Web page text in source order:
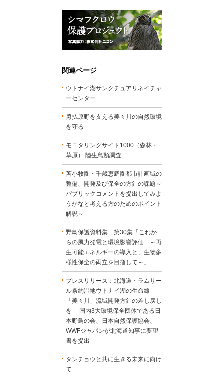
関連ページ
ウトナイ湖サンクチュアリネイチャ
ーセンター
勇払原野を支える美々川の自然環境
を守る
モニタリングサイト1000（森林・
草原） 陸生鳥類調査
苫小牧圏・千歳恵庭圏都市計画域の
整備、開発及び保全の方針の課題～
パブリックコメントを提出してみよ
うかなと考える方のためのポイント
解説～
野鳥保護資料集 第30集「これか
らの風力発電と環境影響評価 ～再
生可能エネルギーの導入と、生物多
様性保全の両立を目指して～」
プレスリリース：北海道・ラムサー
ル条約湿地ウトナイ湖の生命線
「美々川」流域開発方針の差し戻し
を― 国内3大環境保全団体である日
本野鳥の会、日本自然保護協会、
WWFジャパンが北海道知事に要望
書を提出
タンチョウと共に生きる未来に向け
て